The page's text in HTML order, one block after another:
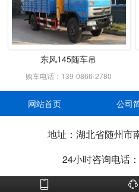
东风145随车吊
购车电话：139-0866-2780
网站首页 公司
地址：湖北省随州市
24小时咨询电话
